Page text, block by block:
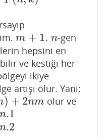
m + 1.
m+1. n
n-gen
hepsini en
ve kestiği her
ikiye
artışı olur. Yani:
) + 2nm olur ve
n.1
n.2